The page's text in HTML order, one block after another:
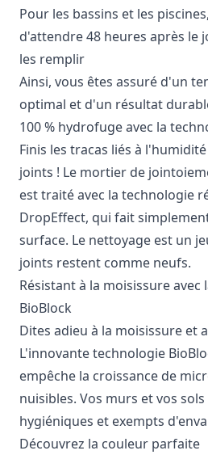
Pour les bassins et les
d'attendre 48 heures après le
les remplir
Ainsi, vous êtes assuré d'un
optimal et d'un résultat
100 % hydrofuge avec la
Finis les tracas liés à
joints ! Le mortier de
est traité avec la technologie
DropEffect, qui fait
surface. Le nettoyage est un
joints restent comme neufs.
Résistant à la moisissure avec
BioBlock
Dites adieu à la moisissure et
L'innovante technologie
empêche la croissance de
nuisibles. Vos murs et vos
hygiéniques et exempts
Découvrez la couleur parfaite